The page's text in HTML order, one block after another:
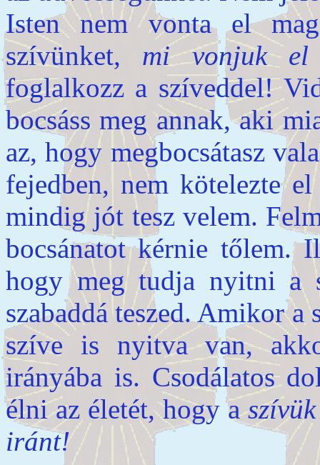
Isten nem vonta el
szívünket, mi vonjuk el
foglalkozz a szíveddel!
bocsáss meg annak, aki
az, hogy megbocsátasz
fejedben, nem kötelezte
mindig jót tesz velem.
bocsánatot kérnie tőlem.
hogy meg tudja nyitni a
szabaddá teszed. Amikor
szíve is nyitva van,
irányába is. Csodálatos
élni az életét, hogy a
iránt!